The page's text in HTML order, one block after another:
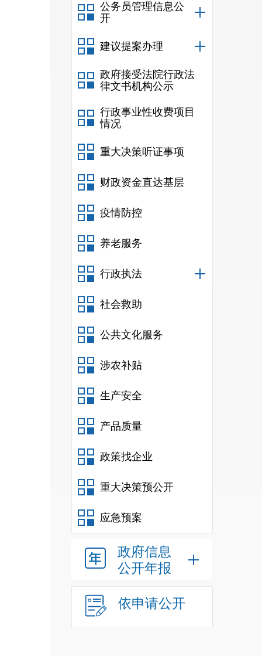
公务员管理信息公
开
建议提案办理
政府接受法院行政法
律文书机构公示
行政事业性收费项目
情况
重大决策听证事项
财政资金直达基层
疫情防控
养老服务
行政执法
社会救助
公共文化服务
涉农补贴
生产安全
产品质量
政策找企业
重大决策预公开
应急预案
政府信息
公开年报
依申请公开